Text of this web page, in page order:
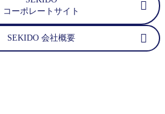
コーポレートサイト
SEKIDO 会社概要